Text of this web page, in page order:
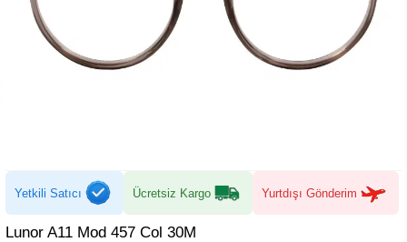
Yetkili Satıcı Ücretsiz Kargo Yurtdışı Gönderim
Lunor A11 Mod 457 Col 30M